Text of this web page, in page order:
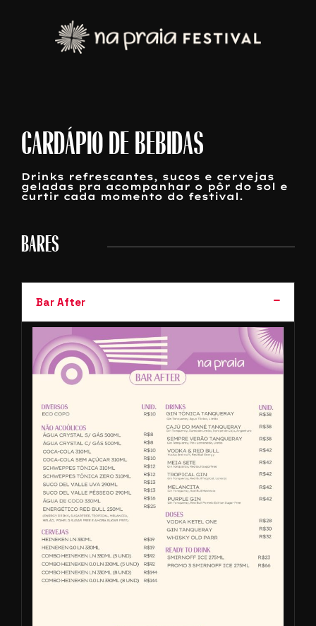
CARDÁPIO DE BEBIDAS
Drinks refrescantes, sucos e cervejas
geladas pra acompanhar o pôr do sol e
curtir cada momento do festival.
BARES
Bar After